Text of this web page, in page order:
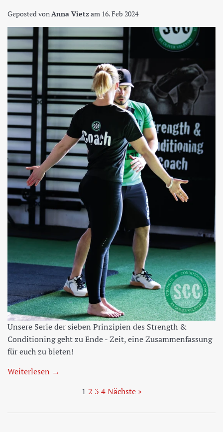
Geposted vonAnna Vietzam 16. Feb 2024
Unsere Serie der sieben Prinzipien des Strength &
Conditioning geht zu Ende - Zeit, eine Zusammenfassung
für euch zu bieten!
Weiterlesen →
1 2 3 4 Nächste »